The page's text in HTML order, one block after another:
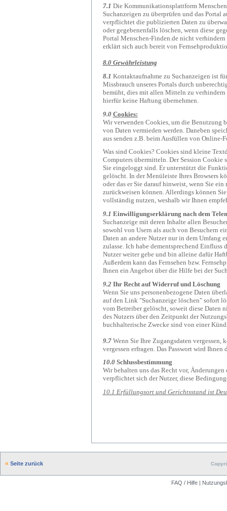
7.1 Die Kommunikationsplattform
Suchanzeigen zu überprüfen und das
verpflichtet die publizierten Daten zu
oder gegebenenfalls löschen, wenn diese
Portal Menschen-Finden.de nicht
erklärt sich auch bereit von
8.0 Gewährleistung
8.1 Kontaktaufnahme zu Suchanzeigen ist
Missbrauch unseres Portals durch
bemüht, dies mit allen Mitteln zu
hierfür keine Haftung übernehmen.
9.0 Cookies:
Wir verwenden Cookies, um die Benutzung
von Daten vermieden werden. Daneben
aus senden z.B. beim Ausfüllen von Online-
Was sind Cookies? Cookies sind kleine
Computers übermitteln. Der Session Cookie
Sie eingeloggt sind. Er unterstützt die
gelöscht. In der Menüleiste Ihres Browsers
oder das er Sie darauf hinweist, wenn Sie
zurückweisen können. Allerdings können
vollständig nutzen, weshalb wir Ihnen
9.1 Einwilligungserklärung nach dem
Suchanzeige mit deren Inhalte allen
sowohl von Usern als auch von Besuchern
Daten an andere Nutzer nur in dem Umfang
zulasse. Ich habe dementsprechend
Nutzer weiter gebe und bin alleine dafür
Außerdem kann das Fernsehen bzw.
Ihnen ein Angebot über die Hilfe bei der
9.2 Ihr Recht auf Widerruf und Löschung
Wenn Sie uns personenbezogene Daten
auf den Link "Suchanzeige löschen" sofort
vom Betreiber gelöscht, soweit diese Daten
des Nutzers über den Zeitpunkt der
buchhalterische Zwecke sind von einer
9.7Wenn Sie Ihre Zugangsdaten vergessen,
vergessen erfragen. Das Passwort wird
10.0Schlussbestimmung
Wir behalten uns das Recht vor,
verpflichtet sich der Nutzer, diese
10.1 Erfüllungsort und Gerichtsstand ist
Seite zurück
FAQ / Hilfe|